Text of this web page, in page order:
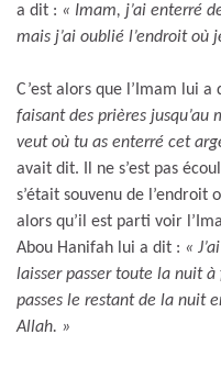
a dit : « Imam, j’ai enterré
mais j’ai oublié l’endroit où
C’est alors que l’Imam lui a
faisant des prières
veut où tu as enterré cet
avait dit. Il ne s’est pas
s’était souvenu de l’endroit
alors qu’il est parti voir
Abou Hanifah lui a dit : «
laisser passer toute la nuit
passes le restant de la nuit
Allah. »